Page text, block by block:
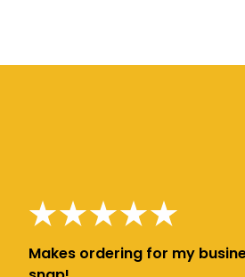
Makes ordering for my